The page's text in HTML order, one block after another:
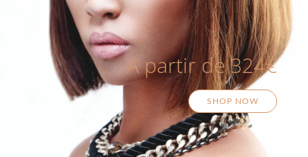
A partir de 324€
SHOP NOW